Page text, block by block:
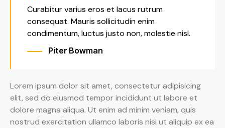
Curabitur varius eros et lacus rutrum
consequat. Mauris sollicitudin enim
condimentum, luctus justo non, molestie nisl.
Piter Bowman
Lorem ipsum dolor sit amet, consectetur adipisicing
elit, sed do eiusmod tempor incididunt ut labore et
dolore magna aliqua. Ut enim ad minim veniam, quis
nostrud exercitation ullamco laboris nisi ut aliquip ex ea